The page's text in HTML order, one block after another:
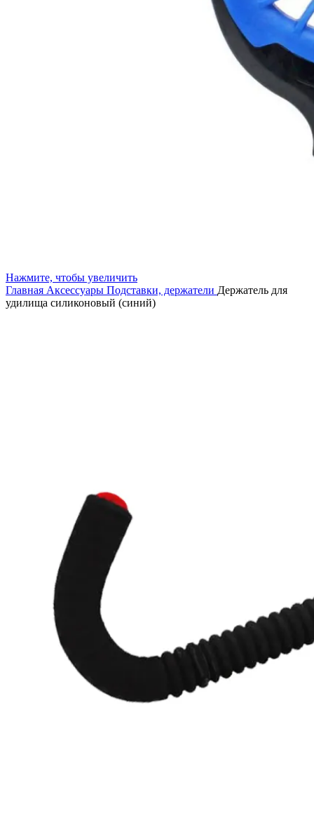
Нажмите, чтобы увеличить
Главная Аксессуары Подставки, держатели Держатель для
удилища силиконовый (синий)